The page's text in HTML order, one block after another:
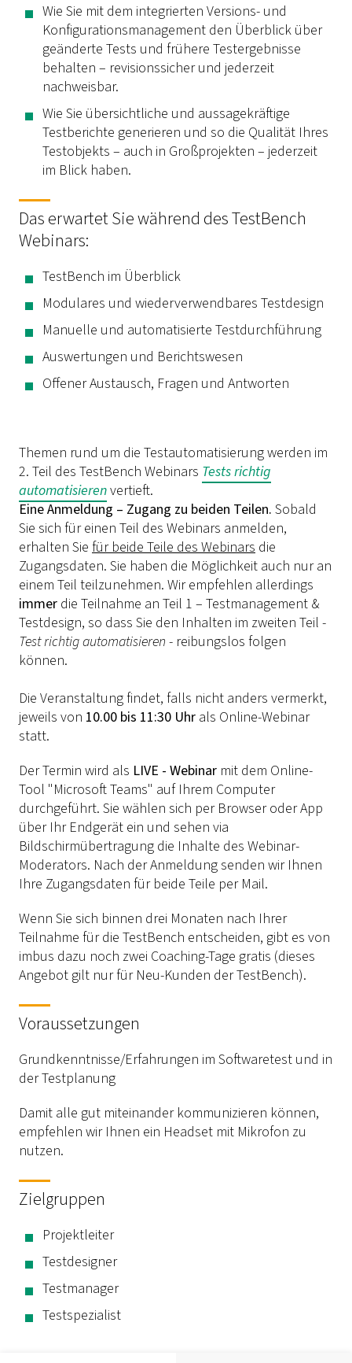
Wie Sie mit dem integrierten Versions- und
Konfigurationsmanagement den Überblick über
geänderte Tests und frühere Testergebnisse
behalten – revisionssicher und jederzeit
nachweisbar.
Wie Sie übersichtliche und aussagekräftige
Testberichte generieren und so die Qualität Ihres
Testobjekts – auch in Großprojekten – jederzeit
im Blick haben.
Das erwartet Sie während des TestBench
Webinars:
TestBench im Überblick
Modulares und wiederverwendbares Testdesign
Manuelle und automatisierte Testdurchführung
Auswertungen und Berichtswesen
Offener Austausch, Fragen und Antworten
Themen rund um die Testautomatisierung werden im
2. Teil des TestBench Webinars Tests richtig
automatisierenvertieft.
Eine Anmeldung – Zugang zu beiden Teilen. Sobald
Sie sich für einen Teil des Webinars anmelden,
erhalten Sie für beide Teile des Webinars die
Zugangsdaten. Sie haben die Möglichkeit auch nur an
einem Teil teilzunehmen. Wir empfehlen allerdings
immer die Teilnahme an Teil 1 – Testmanagement &
Testdesign, so dass Sie den Inhalten im zweiten Teil -
Test richtig automatisieren - reibungslos folgen
können.
Die Veranstaltung findet, falls nicht anders vermerkt,
jeweils von 10.00 bis 11:30 Uhr als Online-Webinar
statt.
Der Termin wird als LIVE - Webinar mit dem Online-
Tool "Microsoft Teams" auf Ihrem Computer
durchgeführt. Sie wählen sich per Browser oder App
über Ihr Endgerät ein und sehen via
Bildschirmübertragung die Inhalte des Webinar-
Moderators. Nach der Anmeldung senden wir Ihnen
Ihre Zugangsdaten für beide Teile per Mail.
Wenn Sie sich binnen drei Monaten nach Ihrer
Teilnahme für die TestBench entscheiden, gibt es von
imbus dazu noch zwei Coaching-Tage gratis (dieses
Angebot gilt nur für Neu-Kunden der TestBench).
Voraussetzungen
Grundkenntnisse/Erfahrungen im Softwaretest und in
der Testplanung
Damit alle gut miteinander kommunizieren können,
empfehlen wir Ihnen ein Headset mit Mikrofon zu
nutzen.
Zielgruppen
Projektleiter
Testdesigner
Testmanager
Testspezialist